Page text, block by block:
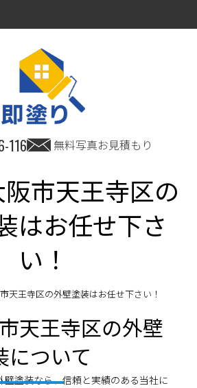
116 無料写真お見積もり
市天王寺区の
はお任せ下さ
い！
天王寺区の外壁塗装はお任せ下さい！
天王寺区の外壁
について
塗装なら、信頼と実績のある当社に